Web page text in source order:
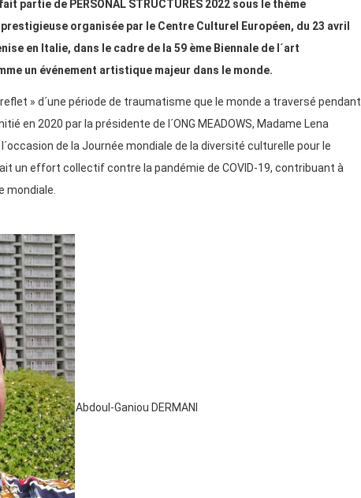
partie de PERSONAL STRUCTURES 2022 sous le thème
organisée par le Centre Culturel Européen, du 23 avril
en Italie, dans le cadre de la 59 ème Biennale de l´art
un événement artistique majeur dans le monde.
» d´une période de traumatisme que le monde a traversé pendant
en 2020 par la présidente de l´ONG MEADOWS, Madame Lena
l´occasion de la Journée mondiale de la diversité culturelle pour le
un effort collectif contre la pandémie de COVID-19, contribuant à
mondiale.
Abdoul-Ganiou DERMANI